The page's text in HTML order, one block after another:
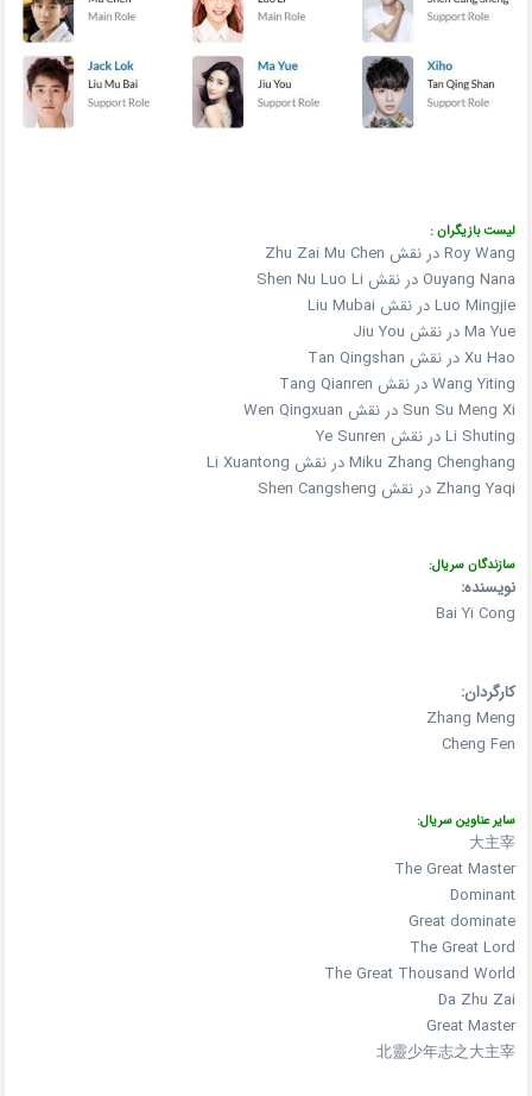
لیست بازیگران :
Roy Wang در نقش Zhu Zai Mu Chen
Ouyang Nana در نقش Shen Nu Luo Li
Luo Mingjie در نقش Liu Mubai
Ma Yue در نقش Jiu You
Xu Hao در نقش Tan Qingshan
Wang Yiting در نقش Tang Qianren
Sun Su Meng Xi در نقش Wen Qingxuan
Li Shuting در نقش Ye Sunren
Miku Zhang Chenghang در نقش Li Xuantong
Zhang Yaqi در نقش Shen Cangsheng
سازندگان سریال:
نویسنده:
Bai Yi Cong
کارگردان:
Zhang Meng
Cheng Fen
سایر عناوین سریال:
大主宰
The Great Master
Dominant
Great dominate
The Great Lord
The Great Thousand World
Da Zhu Zai
Great Master
北靈少年志之大主宰